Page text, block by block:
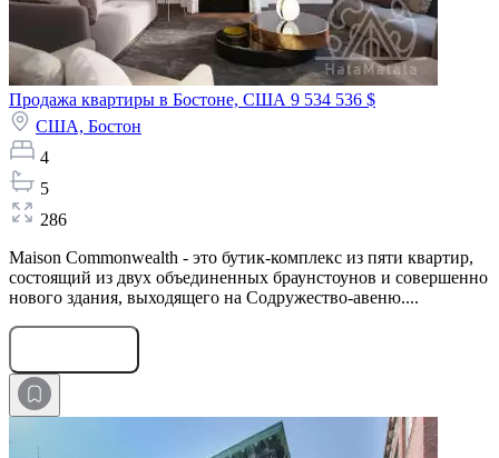
Продажа квартиры в Бостоне, США 9 534 536 $
США, Бостон
4
5
286
Maison Commonwealth - это бутик-комплекс из пяти квартир,
состоящий из двух объединенных браунстоунов и совершенно
нового здания, выходящего на Содружество-авеню....